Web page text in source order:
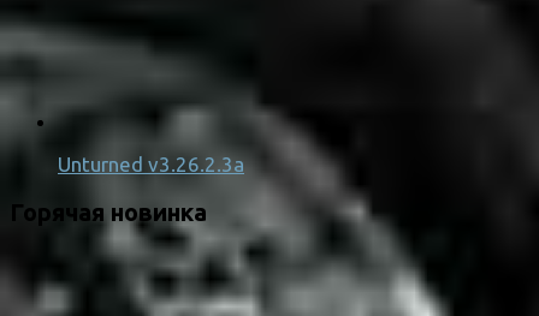
Unturned v3.26.2.3a
Горячая новинка